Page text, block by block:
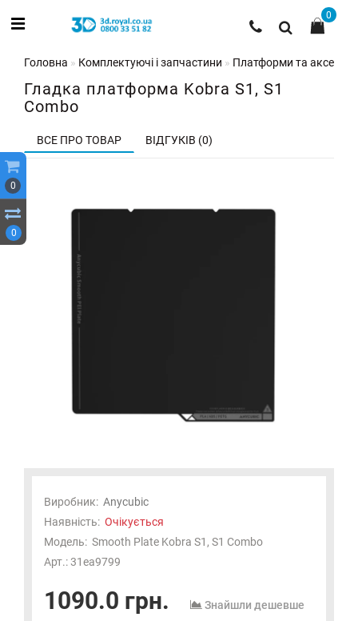
0
0
0
Головна Комплектуючі і запчастини Платформи та
Гладка платформа Kobra S1, S1
Combo
ВСЕ ПРО ТОВАР ВІДГУКІВ (0)
Виробник: Anycubic
Наявність: Очікується
Модель: Smooth Plate Kobra S1, S1 Combo
Арт.: 31ea9799
1090.0 грн. Знайшли дешевше